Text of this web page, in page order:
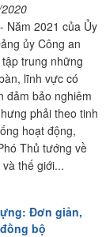
Năm 2021 của Ủy
ủy Công an
trung những
lĩnh vực có
đảm bảo nghiêm
phải theo tinh
hoạt động,
Thủ tướng về
thế giới...
Đơn giản,
bộ